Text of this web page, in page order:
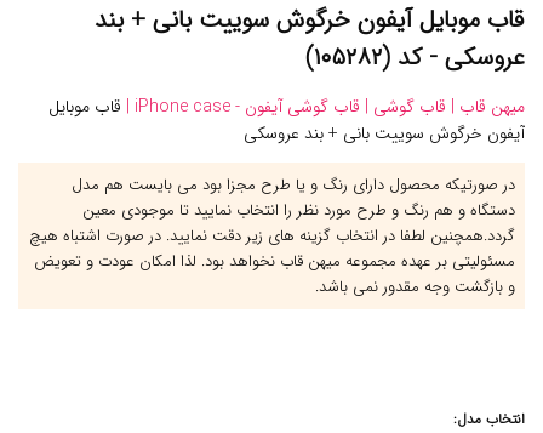
قاب موبایل آیفون خرگوش سوییت بانی + بند
عروسکی - کد (۱۰۵۲۸۲)
میهن قاب | قاب گوشی | قاب گوشی آیفون - iPhone case |
قاب موبایل
آیفون خرگوش سوییت بانی + بند عروسکی
در صورتیکه محصول دارای رنگ و یا طرح مجزا بود می بایست هم مدل
دستگاه و هم رنگ و طرح مورد نظر را انتخاب نمایید تا موجودی معین
گردد.همچنین لطفا در انتخاب گزینه های زیر دقت نمایید. در صورت اشتباه هیچ
مسئولیتی بر عهده مجموعه میهن قاب نخواهد بود. لذا امکان عودت و تعویض
و بازگشت وجه مقدور نمی باشد.
انتخاب مدل: